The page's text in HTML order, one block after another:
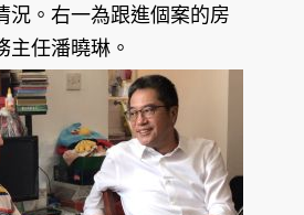
況。右一為跟進個案的房
主任潘曉琳。